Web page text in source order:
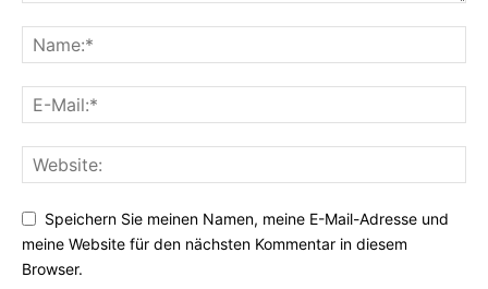
Speichern Sie meinen Namen, meine E-Mail-Adresse und
meine Website für den nächsten Kommentar in diesem
Browser.